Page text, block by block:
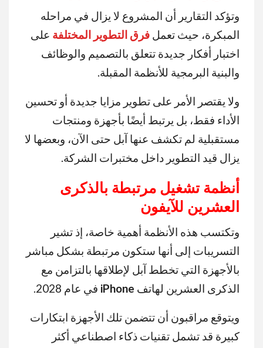
وتؤكد التقارير أن المشروع لا يزال في مراحله
المبكرة، حيث تعمل فرق التطوير المختلفة على
اختبار أفكار جديدة تتعلق بالتصميم والوظائف
والبنية البرمجية للأنظمة المقبلة.
ولا يقتصر الأمر على تطوير مزايا جديدة أو تحسين
الأداء فقط، بل يرتبط أيضًا بأجهزة ومنتجات
مستقبلية لم تكشف عنها آبل حتى الآن، وبعضها لا
يزال قيد التطوير داخل مختبرات الشركة.
أنظمة تشغيل مرتبطة بالذكرى
العشرين للآيفون
وتكتسب هذه الأنظمة أهمية خاصة، إذ تشير
التسريبات إلى أنها ستكون مرتبطة بشكل مباشر
بالأجهزة التي تخطط آبل لإطلاقها بالتزامن مع
الذكرى العشرين لهاتف iPhone في عام 2028.
ويتوقع مراقبون أن تتضمن تلك الأجهزة ابتكارات
كبيرة قد تشمل تقنيات ذكاء اصطناعي أكثر